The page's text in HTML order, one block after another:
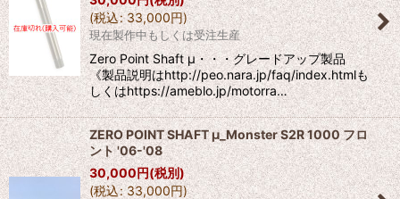
(税込: 33,000円)
現在製作中もしくは受注生産
Zero Point Shaft μ・・・グレードアップ製品
《製品説明はhttp://peo.nara.jp/faq/index.htmlも
しくはhttps://ameblo.jp/motorra…
ZERO POINT SHAFT μ_Monster S2R 1000 フロ
ント '06-'08
30,000円(税別)
(税込: 33,000円)